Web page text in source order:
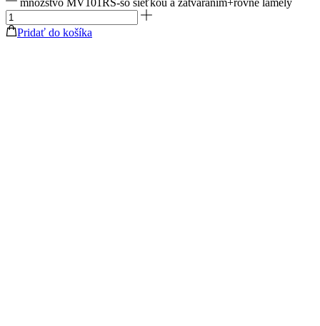
Pridať do košíka